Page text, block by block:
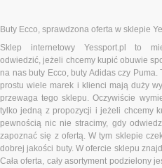
Buty Ecco, sprawdzona oferta w sklepie
Sklep internetowy Yessport.pl to
odwiedzić, jeżeli chcemy kupić obuwie
na nas buty Ecco, buty Adidas czy Puma.
prostu wiele marek i klienci mają duży
przewaga tego sklepu. Oczywiście
tylko jedną z propozycji i jeżeli chcemy
pewnością nic nie stracimy, gdy
zapoznać się z ofertą. W tym sklepie
dobrej jakości buty. W ofercie sklepu
Cała oferta, cały asortyment podzielony